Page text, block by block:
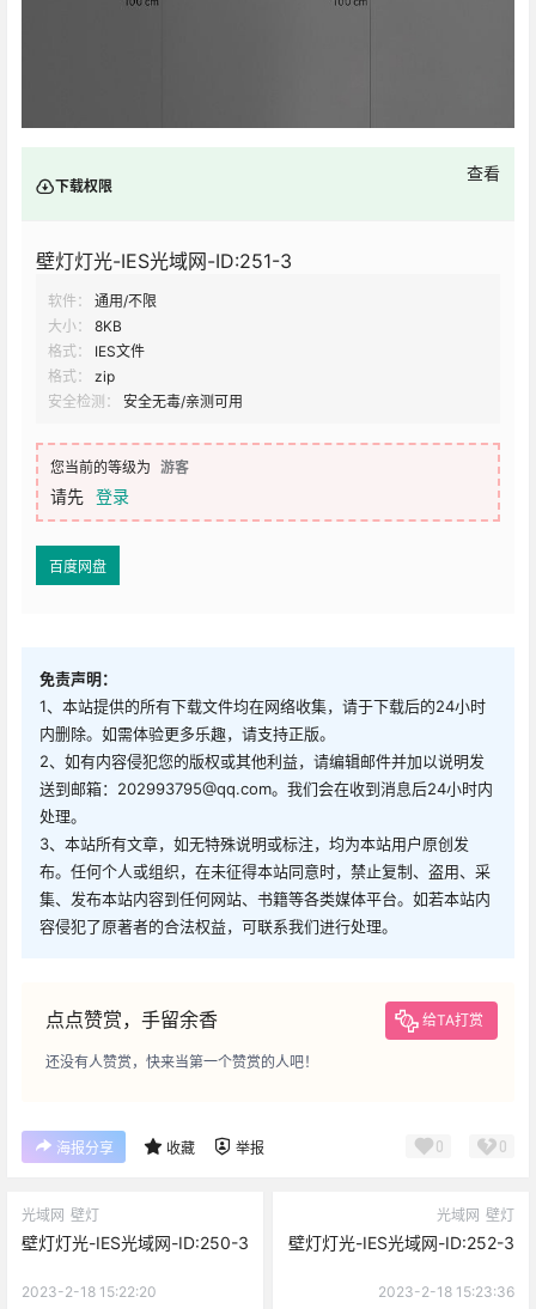
下载权限
查看
壁灯灯光-IES光域网-ID:251-3
软件：
通用/不限
大小：
8KB
格式：
IES文件
格式：
zip
安全检测：
安全无毒/亲测可用
您当前的等级为 游客
请先 登录
百度网盘
免责声明：
1、本站提供的所有下载文件均在网络收集，请于下载后的24小时
内删除。如需体验更多乐趣，请支持正版。
2、如有内容侵犯您的版权或其他利益，请编辑邮件并加以说明发
送到邮箱：202993795@qq.com。我们会在收到消息后24小时内
处理。
3、本站所有文章，如无特殊说明或标注，均为本站用户原创发
布。任何个人或组织，在未征得本站同意时，禁止复制、盗用、采
集、发布本站内容到任何网站、书籍等各类媒体平台。如若本站内
容侵犯了原著者的合法权益，可联系我们进行处理。
点点赞赏，手留余香 给TA打赏
还没有人赞赏，快来当第一个赞赏的人吧！
海报分享 收藏 举报 0 0
光域网 壁灯
壁灯灯光-IES光域网-ID:250-3
2023-2-18 15:22:20
光域网 壁灯
壁灯灯光-IES光域网-ID:252-3
2023-2-18 15:23:36